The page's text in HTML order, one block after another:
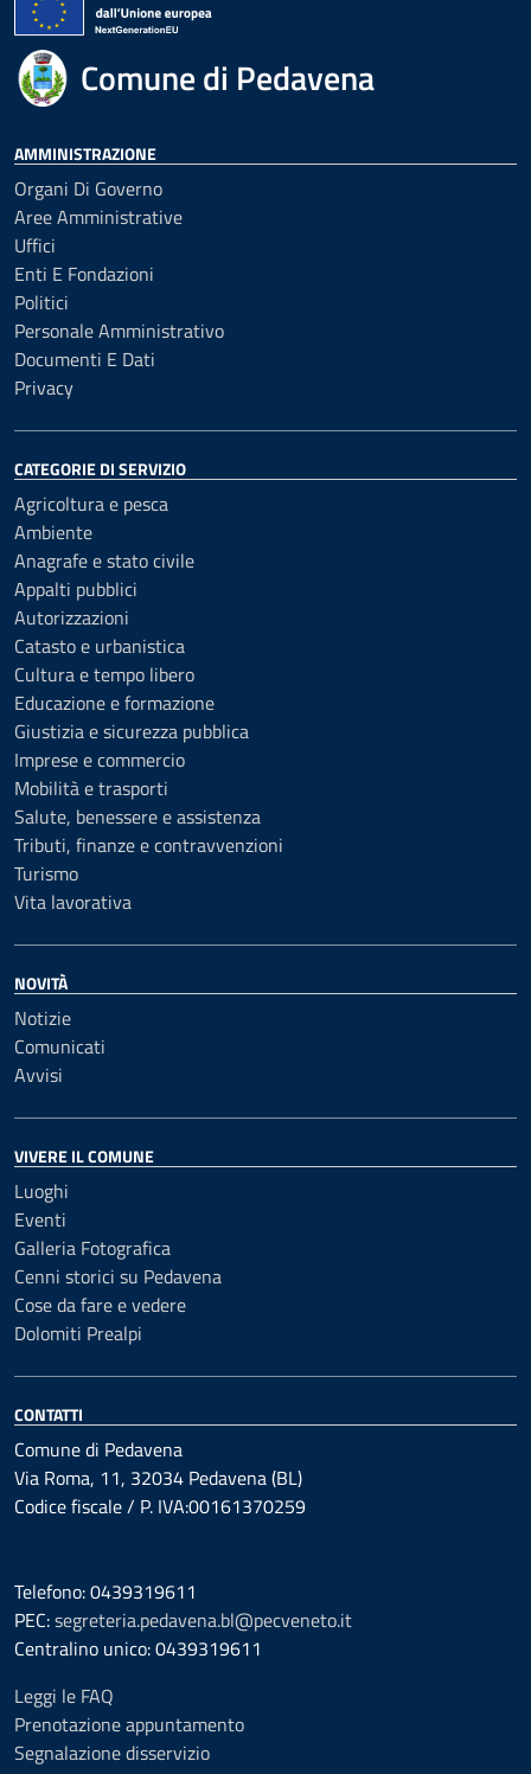
Comune di Pedavena
AMMINISTRAZIONE
Organi Di Governo
Aree Amministrative
Uffici
Enti E Fondazioni
Politici
Personale Amministrativo
Documenti E Dati
Privacy
CATEGORIE DI SERVIZIO
Agricoltura e pesca
Ambiente
Anagrafe e stato civile
Appalti pubblici
Autorizzazioni
Catasto e urbanistica
Cultura e tempo libero
Educazione e formazione
Giustizia e sicurezza pubblica
Imprese e commercio
Mobilità e trasporti
Salute, benessere e assistenza
Tributi, finanze e contravvenzioni
Turismo
Vita lavorativa
NOVITÀ
Notizie
Comunicati
Avvisi
VIVERE IL COMUNE
Luoghi
Eventi
Galleria Fotografica
Cenni storici su Pedavena
Cose da fare e vedere
Dolomiti Prealpi
CONTATTI
Comune di Pedavena
Via Roma, 11, 32034 Pedavena (BL)
Codice fiscale / P. IVA:00161370259
Telefono: 0439319611
PEC:segreteria.pedavena.bl@pecveneto.it
Centralino unico: 0439319611
Leggi le FAQ
Prenotazione appuntamento
Segnalazione disservizio